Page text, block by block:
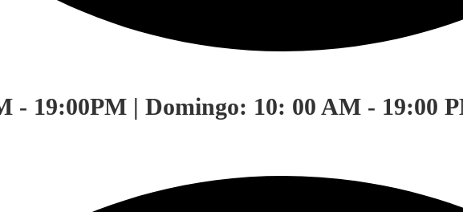
- 19:00PM | Domingo: 10: 00 AM - 19:00